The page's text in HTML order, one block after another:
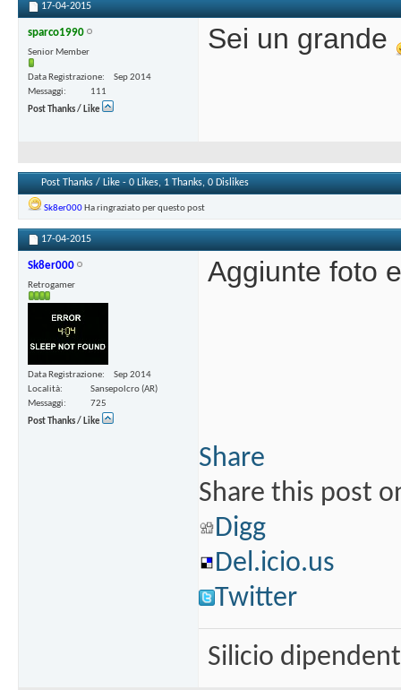
17-04-2015
sparco1990
Senior Member
Data Registrazione
Sep 2014
Messaggi
111
Post Thanks / Like
Sei un grande
Post Thanks / Like - 0 Likes, 1 Thanks, 0 Dislikes
Sk8er000 Ha ringraziato per questo post
17-04-2015
Sk8er000
Retrogamer
Data Registrazione
Sep 2014
Località
Sansepolcro (AR)
Messaggi
725
Post Thanks / Like
Aggiunte foto
Share
Share this post
Digg
Del.icio.us
Twitter
Silicio